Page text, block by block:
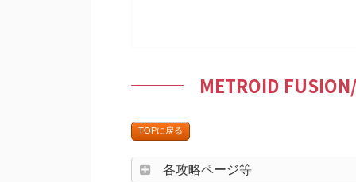
METROID
TOPに戻る
各攻略ページ等